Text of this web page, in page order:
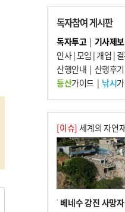
7
법원, 단차 논란
지 관련 현장검증
8
통영시민 추석
9
부산 철강공장 50
10 국힘 부산시당, ‘
위에…‘한동훈 지
독자참여 게시판
독자투고| 기사제보
인사|모임 | 개업 |
산행안내 | 산행후기
등산가이드| 낚시
[이슈] 세계의 자연